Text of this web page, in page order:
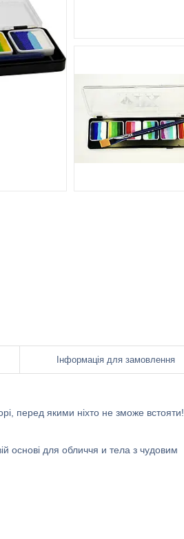
Інформація для замовлення
перед якими ніхто не зможе встояти!
основі для обличчя и тела з чудовим